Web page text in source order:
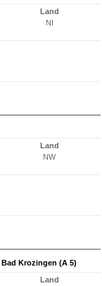
Land
NI
Land
NW
Krozingen (A 5)
Land